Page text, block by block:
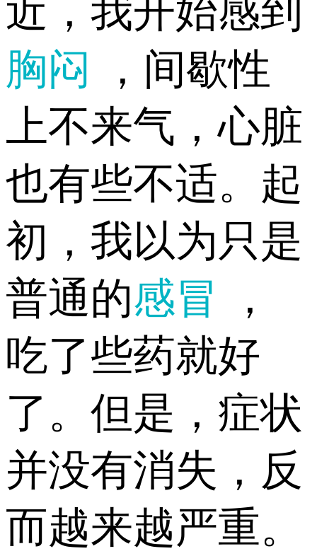
近，我开始感到
胸闷
，间歇性
上不来气，心脏
也有些不适。起
初，我以为只是
普通的感冒
，
吃了些药就好
了。但是，症状
并没有消失，反
而越来越严重。